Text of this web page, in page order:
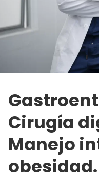
Cirugía
Manejo
obesidad.